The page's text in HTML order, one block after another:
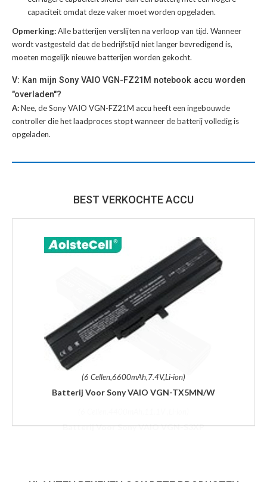
capaciteit omdat deze vaker moet worden opgeladen.
Opmerking:Alle batterijen verslijten na verloop van tijd. Wanneer
wordt vastgesteld dat de bedrijfstijd niet langer bevredigend is,
moeten mogelijk nieuwe batterijen worden gekocht.
V: Kan mijn Sony VAIO VGN-FZ21M notebook accu worden
"overladen"?
A:Nee, de Sony VAIO VGN-FZ21M accu heeft een ingebouwde
controller die het laadproces stopt wanneer de batterij volledig is
opgeladen.
BEST VERKOCHTE ACCU
(6 Cellen,6600mAh,7.4V,Li-ion)
Batterij Voor Sony VAIO VGN-TX5MN/W